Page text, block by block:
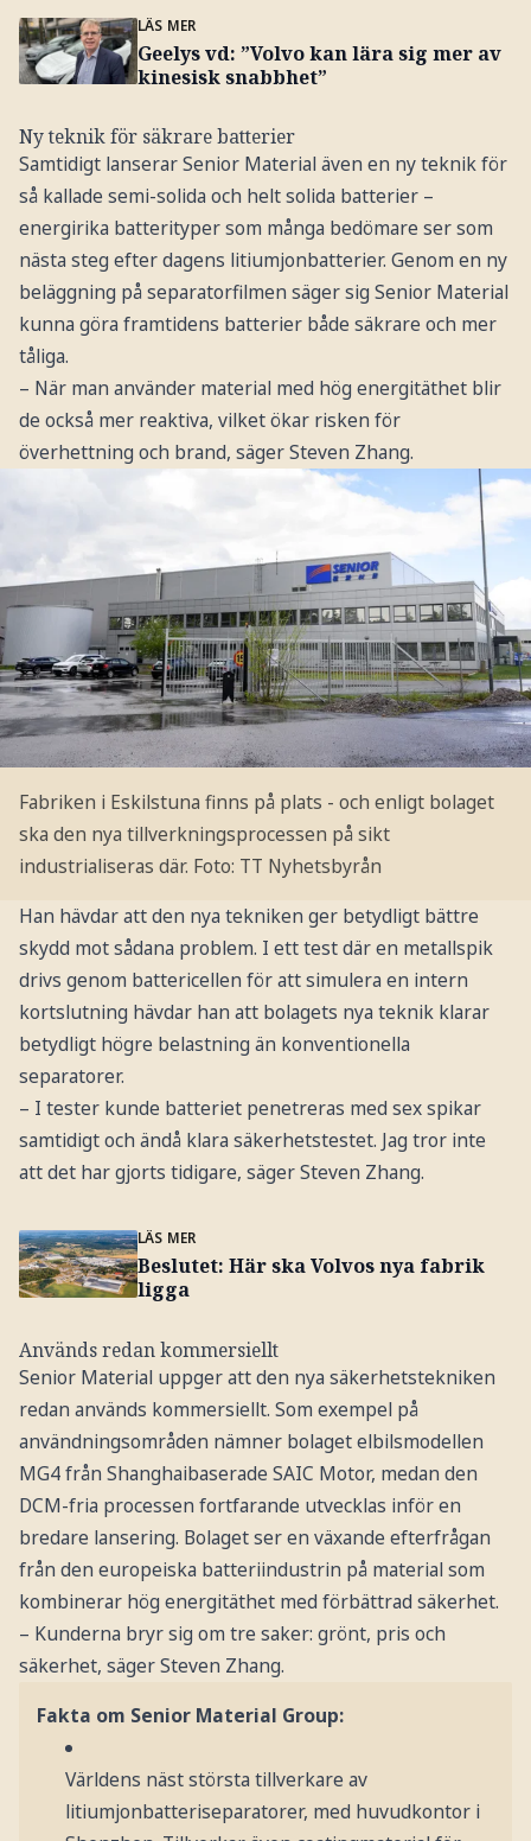
LÄS MER
Geelys vd: ”Volvo kan lära sig mer av
kinesisk snabbhet”
Ny teknik för säkrare batterier
Samtidigt lanserar Senior Material även en ny teknik för
så kallade semi-solida och helt solida batterier –
energirika batterityper som många bedömare ser som
nästa steg efter dagens litiumjonbatterier. Genom en ny
beläggning på separatorfilmen säger sig Senior Material
kunna göra framtidens batterier både säkrare och mer
tåliga.
– När man använder material med hög energitäthet blir
de också mer reaktiva, vilket ökar risken för
överhettning och brand, säger Steven Zhang.
Fabriken i Eskilstuna finns på plats - och enligt bolaget
ska den nya tillverkningsprocessen på sikt
industrialiseras där. Foto: TT Nyhetsbyrån
Han hävdar att den nya tekniken ger betydligt bättre
skydd mot sådana problem. I ett test där en metallspik
drivs genom battericellen för att simulera en intern
kortslutning hävdar han att bolagets nya teknik klarar
betydligt högre belastning än konventionella
separatorer.
– I tester kunde batteriet penetreras med sex spikar
samtidigt och ändå klara säkerhetstestet. Jag tror inte
att det har gjorts tidigare, säger Steven Zhang.
LÄS MER
Beslutet: Här ska Volvos nya fabrik
ligga
Används redan kommersiellt
Senior Material uppger att den nya säkerhetstekniken
redan används kommersiellt. Som exempel på
användningsområden nämner bolaget elbilsmodellen
MG4 från Shanghaibaserade SAIC Motor, medan den
DCM-fria processen fortfarande utvecklas inför en
bredare lansering. Bolaget ser en växande efterfrågan
från den europeiska batteriindustrin på material som
kombinerar hög energitäthet med förbättrad säkerhet.
– Kunderna bryr sig om tre saker: grönt, pris och
säkerhet, säger Steven Zhang.
Fakta om Senior Material Group:
Världens näst största tillverkare av
litiumjonbatteriseparatorer, med huvudkontor i